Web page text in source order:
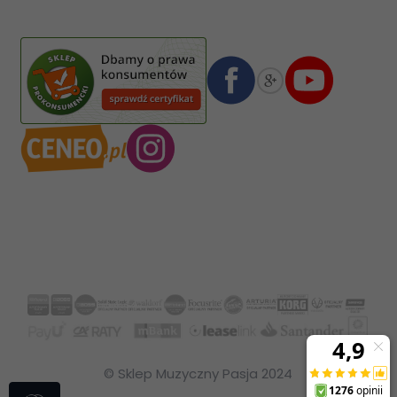
08 1140 2004 0000 3102 4903 0792
© Sklep Muzyczny Pasja 2024